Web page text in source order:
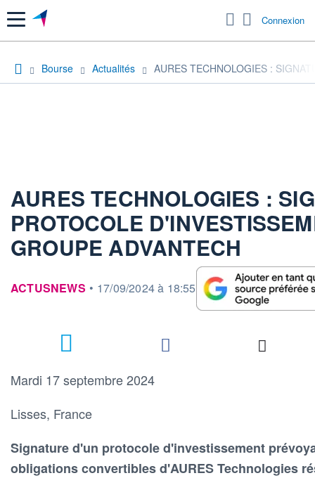
Menu Connexion
Bourse Actualités AURES TECHNOLOGIES :
AURES TECHNOLOGIES :
PROTOCOLE
GROUPE ADVANTECH
information fournie par
ACTUSNEWS • 17/09/2024 à 18:55
Mardi 17 septembre 2024
Lisses, France
Signature d'un protocole d'investissement
obligations convertibles d'AURES Technologies